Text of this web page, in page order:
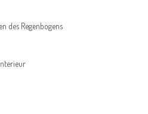
des Regenbogens